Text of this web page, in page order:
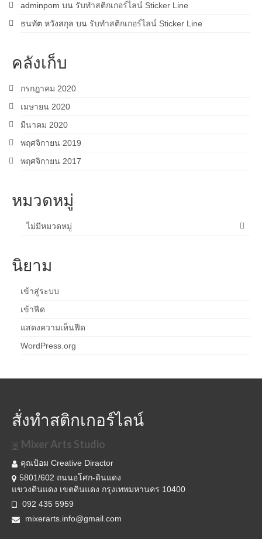
adminpom บน รับทำสติกเกอร์ไลน์ Sticker Line
ธนทัต หวังสกุล บน รับทำสติกเกอร์ไลน์ Sticker Line
คลังเก็บ
กรกฎาคม 2020
เมษายน 2020
มีนาคม 2020
พฤศจิกายน 2019
พฤศจิกายน 2017
หมวดหมู่
ไม่มีหมวดหมู่
นิยาม
เข้าสู่ระบบ
เข้าฟีด
แสดงความเห็นฟีด
WordPress.org
สั่งทำสติกเกอร์ไลน์
Mixer Arts Studio
คุณป้อม Creative Diractor
5801/602 ถนนอโศก-ดินแดง
แขวงดินแดง เขตดินแดง กรุงเทพมหานคร 10400
092 435 5959
mixerarts.info@gmail.com